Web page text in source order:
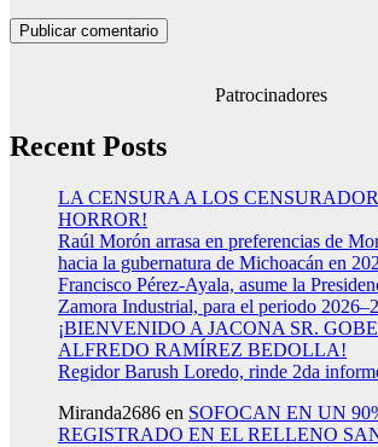
Patrocinadores
Recent Posts
LA CENSURA A LOS
HORROR!
Raúl Morón arrasa en preferencias de
hacia la gubernatura de Michoacán en
Francisco Pérez-Ayala, asume la
Zamora Industrial, para el periodo
¡BIENVENIDO A JACONA SR.
ALFREDO RAMÍREZ BEDOLLA!
Regidor Barush Loredo, rinde 2da
Miranda2686 en SOFOCAN EN UN
REGISTRADO EN EL RELLENO